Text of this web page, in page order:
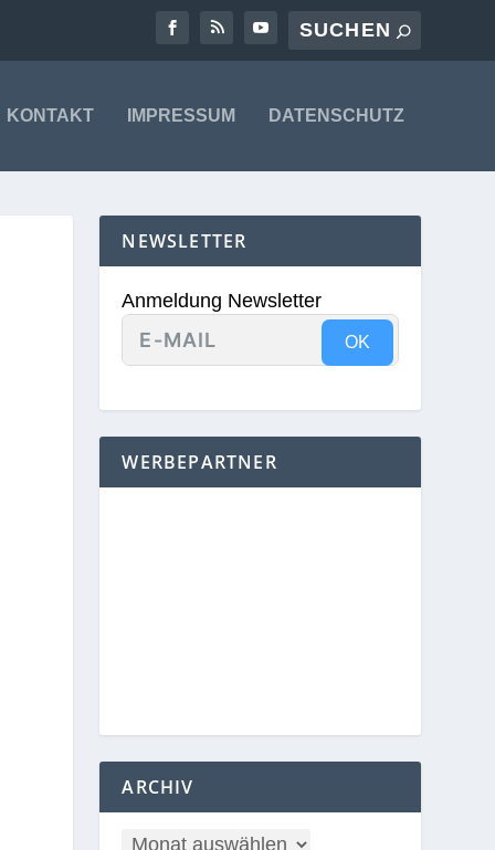
KONTAKT IMPRESSUM DATENSCHUTZ
NEWSLETTER
Anmeldung Newsletter
OK
WERBEPARTNER
ARCHIV